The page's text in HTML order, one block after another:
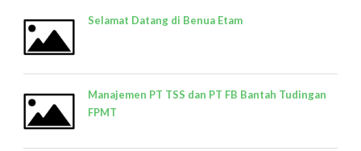
Selamat Datang di Benua Etam
Manajemen PT TSS dan PT FB Bantah Tudingan
FPMT